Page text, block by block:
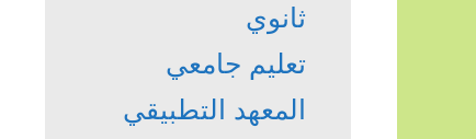
ثانوي
تعليم جامعي
المعهد التطبيقي